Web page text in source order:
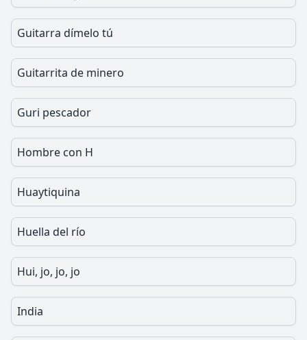
Guitarra dímelo tú
Guitarrita de minero
Guri pescador
Hombre con H
Huaytiquina
Huella del río
Hui, jo, jo, jo
India